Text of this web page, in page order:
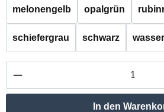
melonengelb opalgrün
schiefergrau schwarz
Produkt Anzahl: Gib den
In den